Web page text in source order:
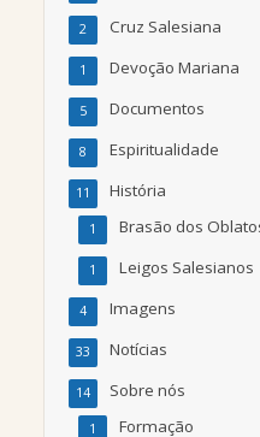
Cruz Salesiana
2
Devoção Mariana
1
Documentos
5
Espiritualidade
8
História
11
Brasão dos
1
Leigos Salesianos
1
Imagens
4
Notícias
33
Sobre nós
14
Formação
1